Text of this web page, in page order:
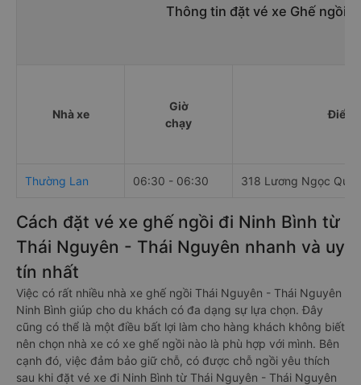
Thông tin đặt vé xe Ghế ngồi
Nhà xe
Giờ
chạy
Điểm
Thường Lan 06:30 - 06:30 318 Lương Ngọc
Cách đặt vé xe ghế ngồi đi Ninh Bình từ
Thái Nguyên - Thái Nguyên nhanh và uy
tín nhất
Việc có rất nhiều nhà xe ghế ngồi Thái Nguyên - Thái Nguyên
Ninh Bình giúp cho du khách có đa dạng sự lựa chọn. Đây
cũng có thể là một điều bất lợi làm cho hàng khách không biết
nên chọn nhà xe có xe ghế ngồi nào là phù hợp với mình. Bên
cạnh đó, việc đảm bảo giữ chỗ, có được chỗ ngồi yêu thích
sau khi đặt vé xe đi Ninh Bình từ Thái Nguyên - Thái Nguyên